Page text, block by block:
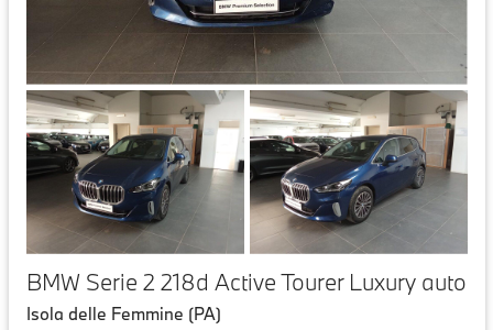
BMW Serie 2 218d Active Tourer Luxury auto
Isola delle Femmine (PA)